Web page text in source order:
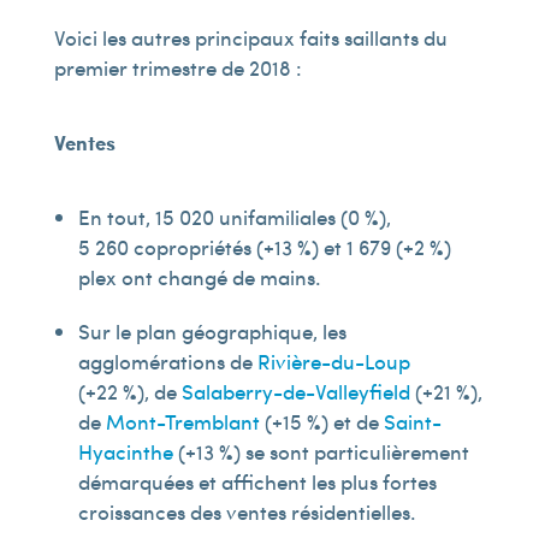
Voici les autres principaux faits saillants du
premier trimestre de 2018 :
Ventes
En tout, 15 020 unifamiliales (0 %),
5 260 copropriétés (+13 %) et 1 679 (+2 %)
plex ont changé de mains.
Sur le plan géographique, les
agglomérations de Rivière-du-Loup
(+22 %), de Salaberry-de-Valleyfield(+21 %),
de Mont-Tremblant(+15 %) et de Saint-
Hyacinthe(+13 %) se sont particulièrement
démarquées et affichent les plus fortes
croissances des ventes résidentielles.